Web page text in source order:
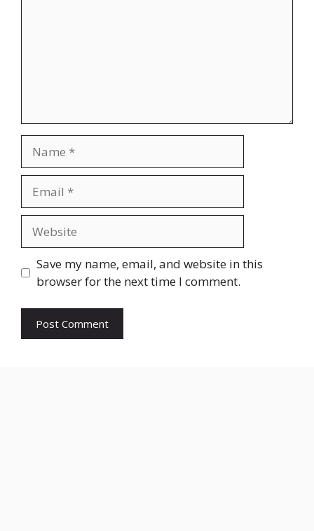
Save my name, email, and website in this
browser for the next time I comment.